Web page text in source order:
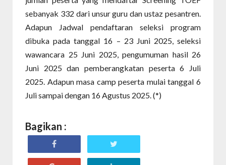
sebanyak 332 dari unsur guru dan ustaz pesantren.
Adapun Jadwal pendaftaran seleksi program
dibuka pada tanggal 16 – 23 Juni 2025, seleksi
wawancara 25 Juni 2025, pengumuman hasil 26
Juni 2025 dan pemberangkatan peserta 6 Juli
2025. Adapun masa camp peserta mulai tanggal 6
Juli sampai dengan 16 Agustus 2025. (*)
Bagikan :